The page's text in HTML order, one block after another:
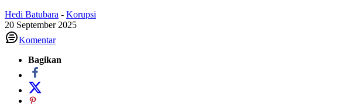
Hedi Batubara - Korupsi
20 September 2025
Komentar
Bagikan